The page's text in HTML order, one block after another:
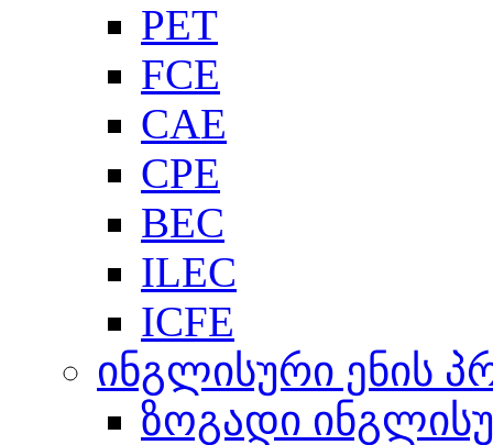
PET
FCE
CAE
CPE
BEC
ILEC
ICFE
ინგლისური ენის
ზოგადი